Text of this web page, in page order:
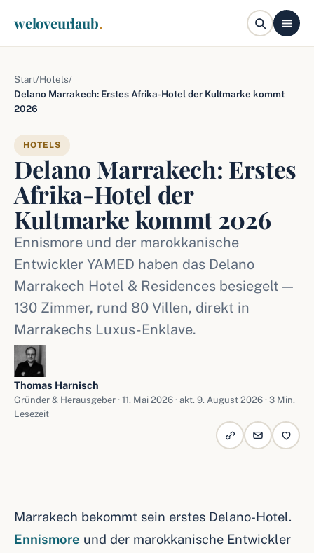
weloveurlaub.
Start/Hotels/
Delano Marrakech: Erstes Afrika-Hotel der Kultmarke kommt
2026
HOTELS
Delano Marrakech: Erstes
Afrika-Hotel der
Kultmarke kommt 2026
Ennismore und der marokkanische
Entwickler YAMED haben das Delano
Marrakech Hotel & Residences besiegelt —
130 Zimmer, rund 80 Villen, direkt in
Marrakechs Luxus-Enklave.
Thomas Harnisch
Gründer & Herausgeber · 11. Mai 2026 · akt. 9. August 2026 · 3 Min.
Lesezeit
Marrakech bekommt sein erstes Delano-Hotel.
Ennismore und der marokkanische Entwickler